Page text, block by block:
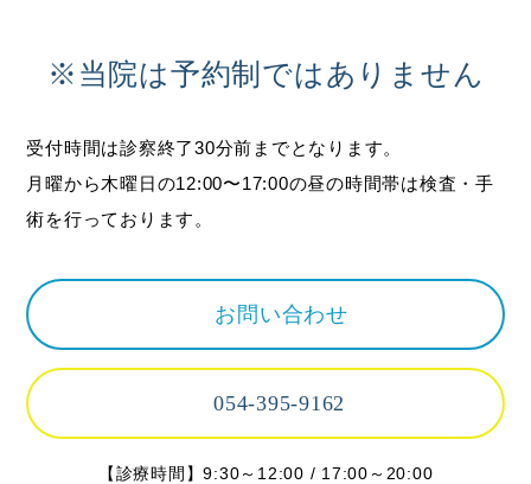
※当院は予約制ではありません
受付時間は診察終了30分前までとなります。
月曜から木曜日の12:00〜17:00の昼の時間帯は検査・手
術を行っております。
お問い合わせ
054-395-9162
【診療時間】9:30～12:00 / 17:00～20:00